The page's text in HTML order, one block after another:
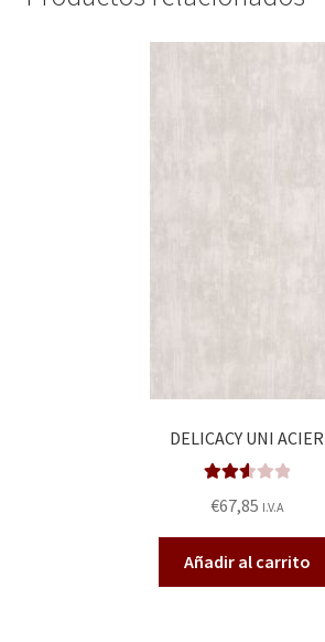
DELICACY UNI ACIER
do en
2.66
de 5
€67,85 I.V.A
Añadir al carrito